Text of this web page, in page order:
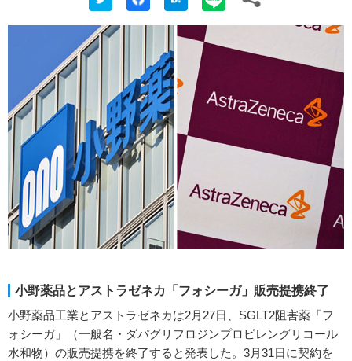
小野薬品とアストラゼネカ「フォシーガ」販売提携終了
小野薬品工業とアストラゼネカは2月27日、SGLT2阻害薬「フ
ォシーガ」（一般名・ダパグリフロジンプロピレングリコール
水和物）の販売提携を終了すると発表した。3月31日に契約を